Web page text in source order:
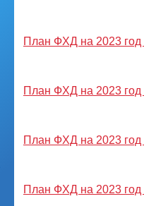
План ФХД на 2023 год
План ФХД на 2023 год
План ФХД на 2023 год
План ФХД на 2023 год